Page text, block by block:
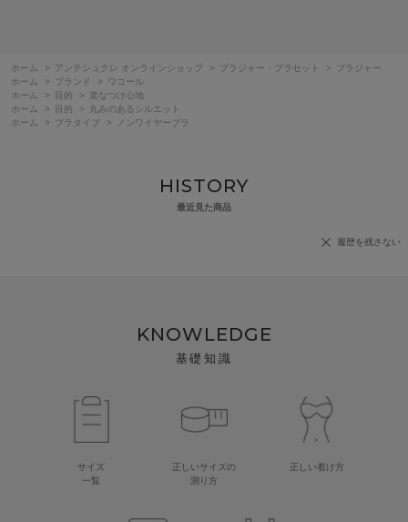
ホーム > アンテシュクレ オンラインショップ > ブラジャー・ブラセット >
ブラジャー
ホーム
> ブランド >
ワコール
ホーム
> 目的 >
楽なつけ心地
ホーム
> 目的 >
丸みのあるシルエット
ホーム
> ブラタイプ > ノンワイヤーブラ
HISTORY
最近見た商品
履歴を残さない
KNOWLEDGE
基礎知識
サイズ
一覧
正しいサイズの
測り方
正しい着け方